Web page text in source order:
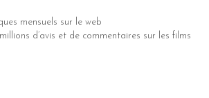
mensuels sur le web
d’avis et de commentaires sur les films